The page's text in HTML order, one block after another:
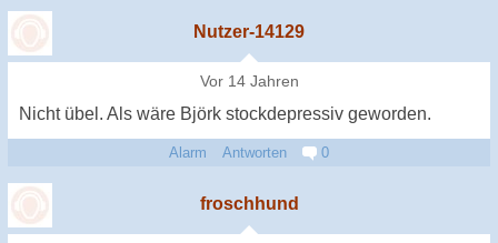
Nutzer-14129
Vor 14 Jahren
Nicht übel. Als wäre Björk stockdepressiv geworden.
Alarm Antworten 0
froschhund